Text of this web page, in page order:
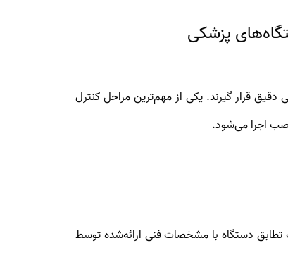
دقیق قرار گیرند. یکی از مهم‌ترین مراحل کنترل
اجرا می‌شود.
تطابق دستگاه با مشخصات فنی ارائه‌شده توسط